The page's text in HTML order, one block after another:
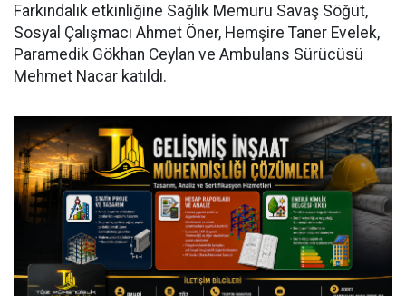
Farkındalık etkinliğine Sağlık Memuru Savaş Söğüt,
Sosyal Çalışmacı Ahmet Öner, Hemşire Taner Evelek,
Paramedik Gökhan Ceylan ve Ambulans Sürücüsü
Mehmet Nacar katıldı.